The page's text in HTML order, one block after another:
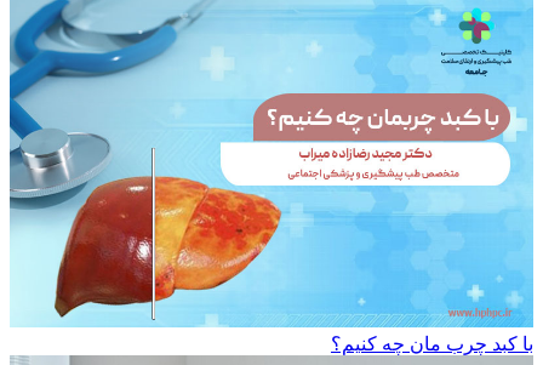
با کبد چرب مان چه کنیم؟